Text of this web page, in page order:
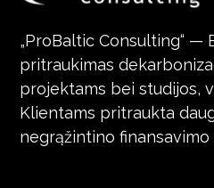
„ProBaltic Consulting“ —
pritraukimas
projektams bei studijos,
Klientams pritraukta
negrąžintino finansavimo